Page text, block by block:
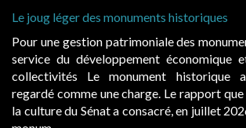
historiques
des monuments historiques au
et touristique des
historique a longtemps été
rapport que la commission de
en juillet 2026, à la gestion des
Cabines de
également
public,